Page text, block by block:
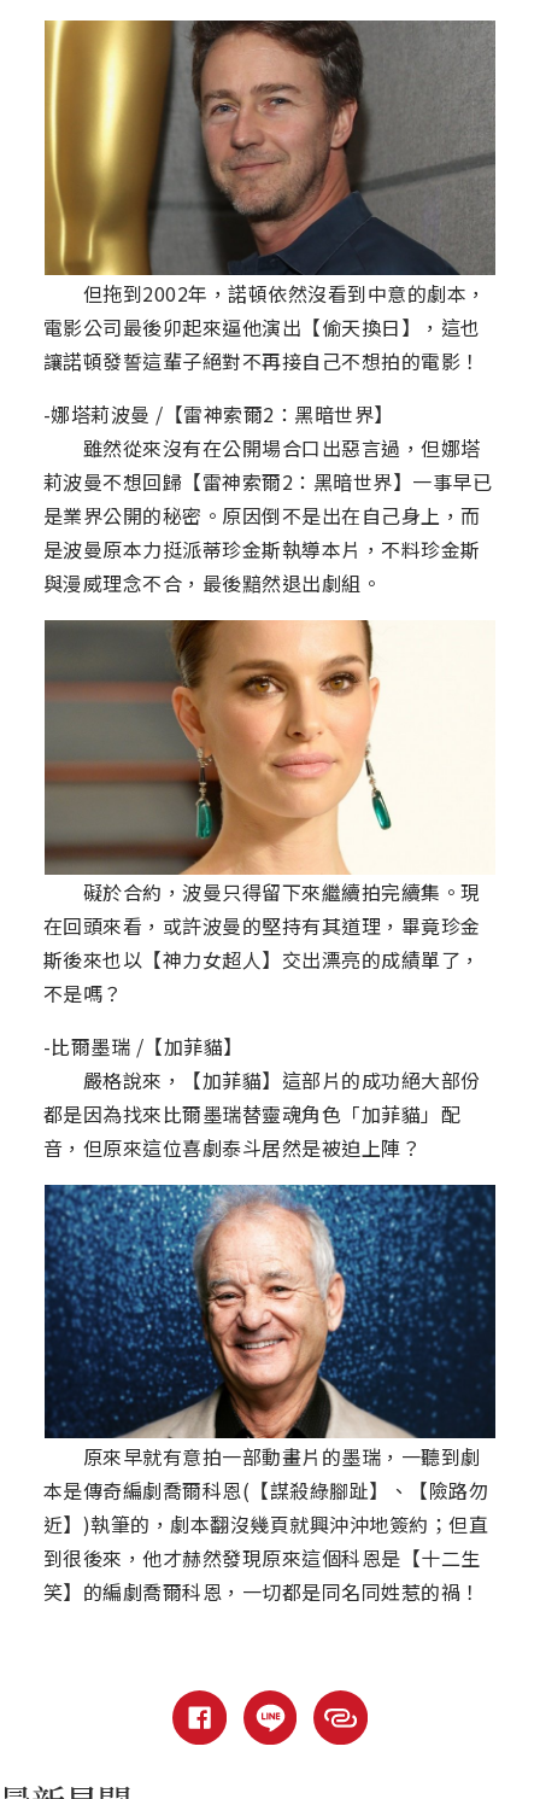
但拖到2002年，諾頓依然沒看到中意的劇本，
電影公司最後卯起來逼他演出【偷天換日】，這也
讓諾頓發誓這輩子絕對不再接自己不想拍的電影！
-娜塔莉波曼 /【雷神索爾2：黑暗世界】
雖然從來沒有在公開場合口出惡言過，但娜塔
莉波曼不想回歸【雷神索爾2：黑暗世界】一事早已
是業界公開的秘密。原因倒不是出在自己身上，而
是波曼原本力挺派蒂珍金斯執導本片，不料珍金斯
與漫威理念不合，最後黯然退出劇組。
礙於合約，波曼只得留下來繼續拍完續集。現
在回頭來看，或許波曼的堅持有其道理，畢竟珍金
斯後來也以【神力女超人】交出漂亮的成績單了，
不是嗎？
-比爾墨瑞 /【加菲貓】
嚴格說來，【加菲貓】這部片的成功絕大部份
都是因為找來比爾墨瑞替靈魂角色「加菲貓」配
音，但原來這位喜劇泰斗居然是被迫上陣？
原來早就有意拍一部動畫片的墨瑞，一聽到劇
本是傳奇編劇喬爾科恩(【謀殺綠腳趾】、【險路勿
近】)執筆的，劇本翻沒幾頁就興沖沖地簽約；但直
到很後來，他才赫然發現原來這個科恩是【十二生
笑】的編劇喬爾科恩，一切都是同名同姓惹的禍！